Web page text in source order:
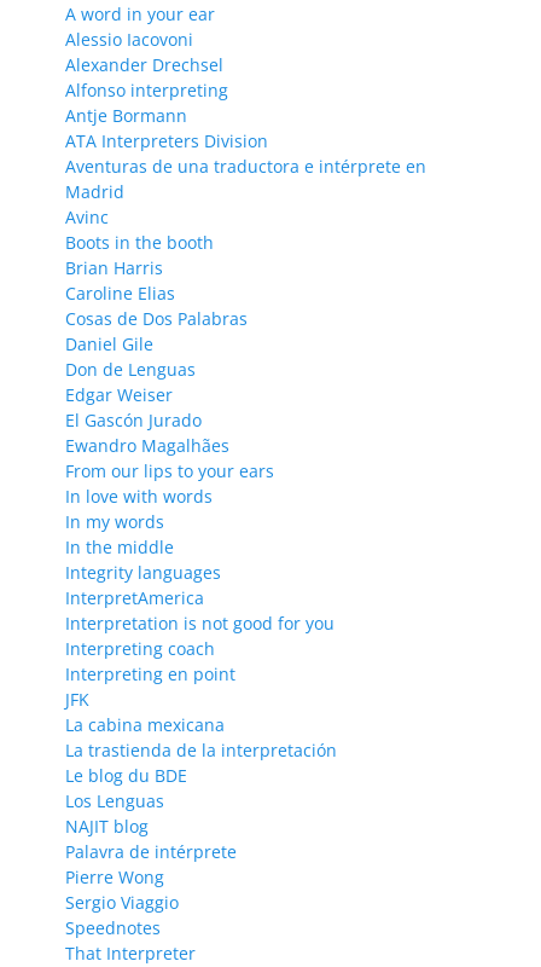
A word in your ear
Alessio Iacovoni
Alexander Drechsel
Alfonso interpreting
Antje Bormann
ATA Interpreters Division
Aventuras de una traductora e intérprete en
Madrid
Avinc
Boots in the booth
Brian Harris
Caroline Elias
Cosas de Dos Palabras
Daniel Gile
Don de Lenguas
Edgar Weiser
El Gascón Jurado
Ewandro Magalhães
From our lips to your ears
In love with words
In my words
In the middle
Integrity languages
InterpretAmerica
Interpretation is not good for you
Interpreting coach
Interpreting en point
JFK
La cabina mexicana
La trastienda de la interpretación
Le blog du BDE
Los Lenguas
NAJIT blog
Palavra de intérprete
Pierre Wong
Sergio Viaggio
Speednotes
That Interpreter